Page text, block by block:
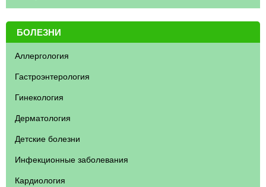
БОЛЕЗНИ
Аллергология
Гастроэнтерология
Гинекология
Дерматология
Детские болезни
Инфекционные заболевания
Кардиология